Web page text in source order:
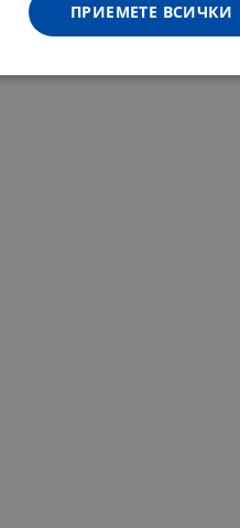
ПРИЕМЕТЕ ВСИЧКИ